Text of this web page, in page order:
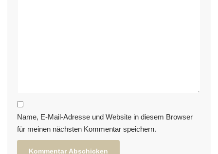
Name, E-Mail-Adresse und Website in diesem Browser
für meinen nächsten Kommentar speichern.